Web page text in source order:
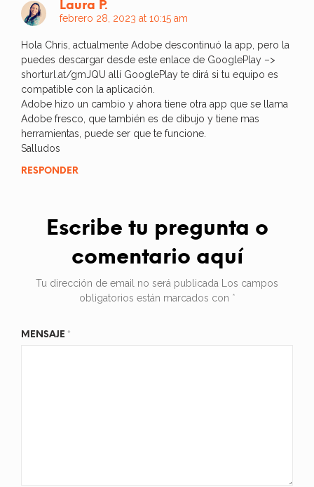
Laura P.
febrero 28, 2023 at 10:15 am
Hola Chris, actualmente Adobe descontinuó la app, pero la
puedes descargar desde este enlace de GooglePlay –>
shorturl.at/gmJQU allí GooglePlay te dirá si tu equipo es
compatible con la aplicación.
Adobe hizo un cambio y ahora tiene otra app que se llama
Adobe fresco, que también es de dibujo y tiene mas
herramientas, puede ser que te funcione.
Salludos
RESPONDER
Escribe tu pregunta o
comentario aquí
Tu dirección de email no será publicada Los campos
obligatorios están marcados con *
MENSAJE *